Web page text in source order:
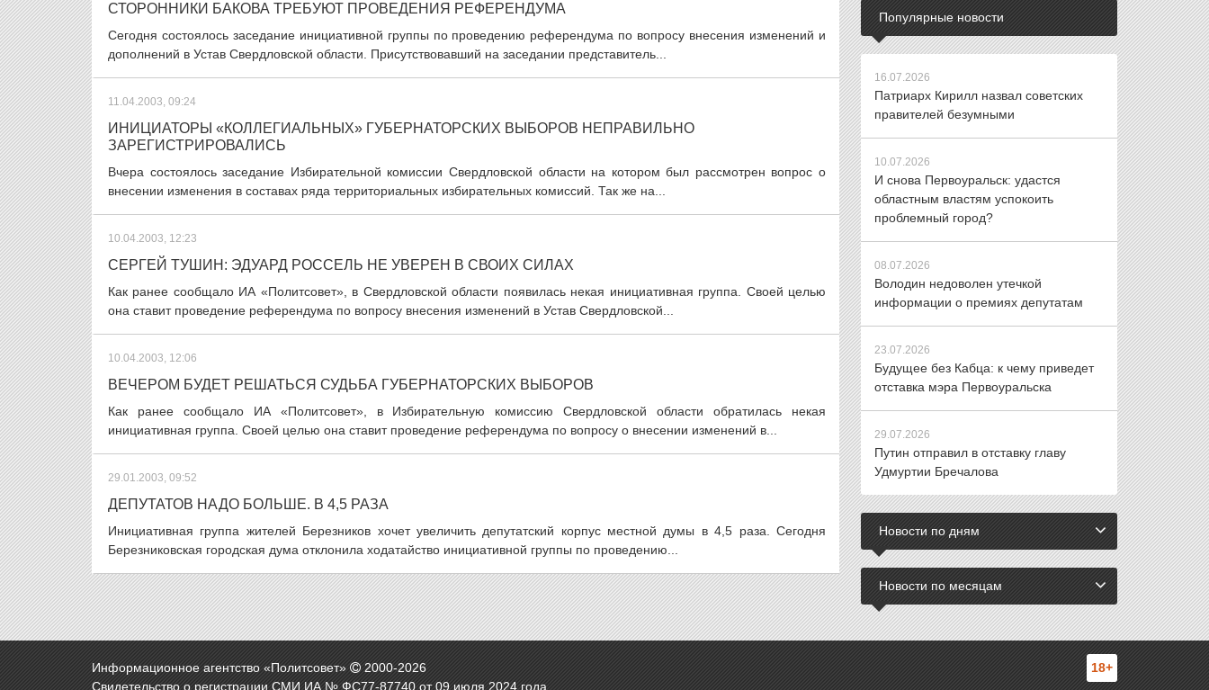
СТОРОННИКИ БАКОВА ТРЕБУЮТ ПРОВЕДЕНИЯ РЕФЕРЕНДУМА
Сегодня состоялось заседание инициативной группы по проведению референдума по вопросу внесения изменений и
дополнений в Устав Свердловской области. Присутствовавший на заседании представитель...
11.04.2003, 09:24
ИНИЦИАТОРЫ «КОЛЛЕГИАЛЬНЫХ» ГУБЕРНАТОРСКИХ ВЫБОРОВ НЕПРАВИЛЬНО
ЗАРЕГИСТРИРОВАЛИСЬ
Вчера состоялось заседание Избирательной комиссии Свердловской области на котором был рассмотрен вопрос о
внесении изменения в составах ряда территориальных избирательных комиссий. Так же на...
10.04.2003, 12:23
СЕРГЕЙ ТУШИН: ЭДУАРД РОССЕЛЬ НЕ УВЕРЕН В СВОИХ СИЛАХ
Как ранее сообщало ИА «Политсовет», в Свердловской области появилась некая инициативная группа. Своей целью
она ставит проведение референдума по вопросу внесения изменений в Устав Свердловской...
10.04.2003, 12:06
ВЕЧЕРОМ БУДЕТ РЕШАТЬСЯ СУДЬБА ГУБЕРНАТОРСКИХ ВЫБОРОВ
Как ранее сообщало ИА «Политсовет», в Избирательную комиссию Свердловской области обратилась некая
инициативная группа. Своей целью она ставит проведение референдума по вопросу о внесении изменений в...
29.01.2003, 09:52
ДЕПУТАТОВ НАДО БОЛЬШЕ. В 4,5 РАЗА
Инициативная группа жителей Березников хочет увеличить депутатский корпус местной думы в 4,5 раза. Сегодня
Березниковская городская дума отклонила ходатайство инициативной группы по проведению...
Популярные новости
16.07.2026
Патриарх Кирилл назвал советских
правителей безумными
10.07.2026
И снова Первоуральск: удастся
областным властям успокоить
проблемный город?
08.07.2026
Володин недоволен утечкой
информации о премиях депутатам
23.07.2026
Будущее без Кабца: к чему приведет
отставка мэра Первоуральска
29.07.2026
Путин отправил в отставку главу
Удмуртии Бречалова
Новости по дням
Новости по месяцам
Информационное агентство «Политсовет» 2000-2026
Свидетельство о регистрации СМИ ИА № ФС77-87740 от 09 июля 2024 года.
18+